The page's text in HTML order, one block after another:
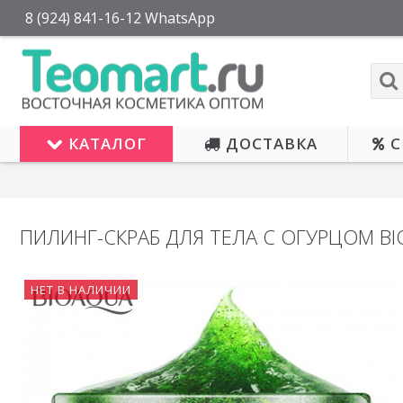
8 (924) 841-16-12 WhatsApp
КАТАЛОГ ДОСТАВКА
ПИЛИНГ-СКРАБ ДЛЯ ТЕЛА С ОГУРЦОМ
НЕТ В НАЛИЧИИ